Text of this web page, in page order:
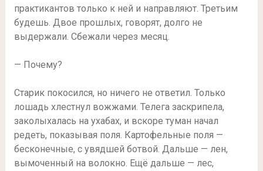
практикантов только к ней и направляют. Третьим
будешь. Двое прошлых, говорят, долго не
выдержали. Сбежали через месяц.
— Почему?
Старик покосился, но ничего не ответил. Только
лошадь хлестнул вожжами. Телега заскрипела,
заколыхалась на ухабах, и вскоре туман начал
редеть, показывая поля. Картофельные поля —
бесконечные, с увядшей ботвой. Дальше — лен,
вымоченный на волокно. Ещё дальше — лес,